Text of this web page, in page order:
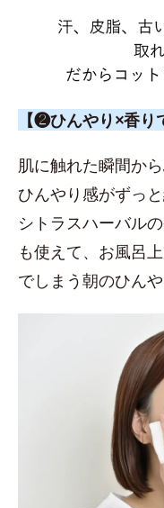
【❷ひんやり×香り
肌に触れた瞬間か
ひんやり感がずっ
シトラスハーバル
も使えて、お風呂
でしまう朝のひん